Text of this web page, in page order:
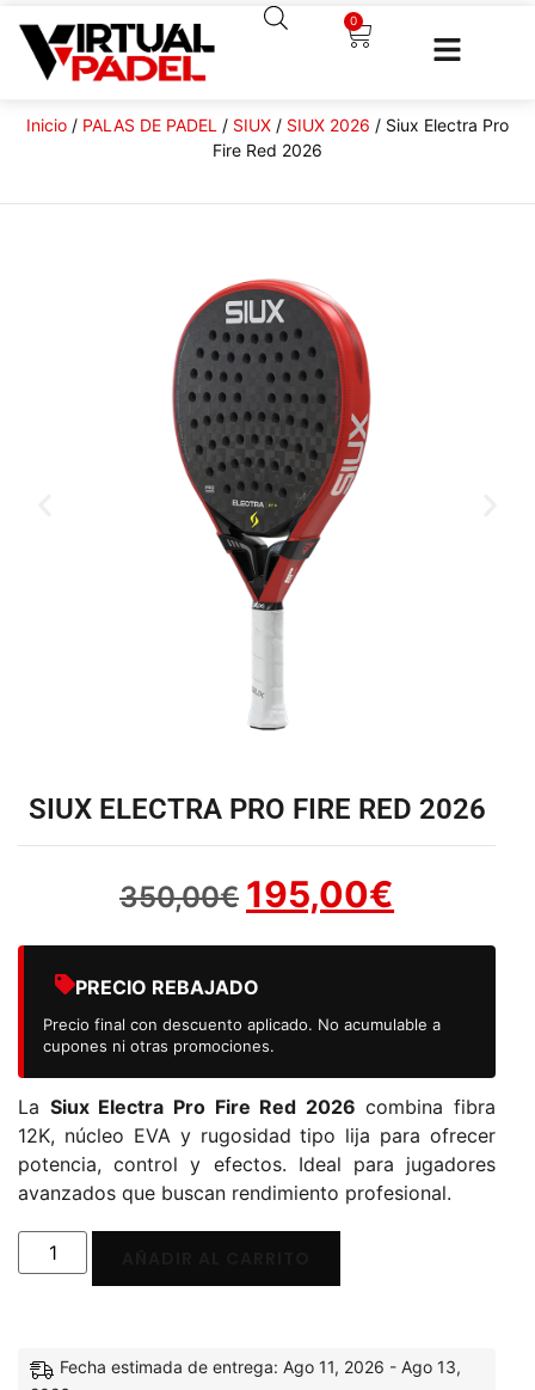
0
Inicio / PALAS DE PADEL / SIUX / SIUX 2026 / Siux Electra Pro
Fire Red 2026
SIUX ELECTRA PRO FIRE RED 2026
350,00€ 195,00€
PRECIO REBAJADO
Precio final con descuento aplicado. No acumulable a
cupones ni otras promociones.
La Siux Electra Pro Fire Red 2026 combina fibra
12K, núcleo EVA y rugosidad tipo lija para ofrecer
potencia, control y efectos. Ideal para jugadores
avanzados que buscan rendimiento profesional.
Fecha estimada de entrega: Ago 11, 2026 - Ago 13,